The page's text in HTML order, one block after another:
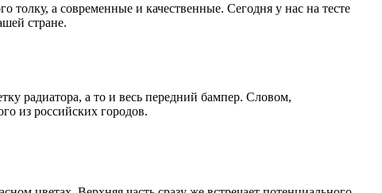
толку, а современные и качественные. Сегодня у нас на тесте
стране.
радиатора, а то и весь передний бампер. Словом,
из российских городов.